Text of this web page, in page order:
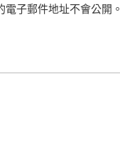
子郵件地址不會公開。